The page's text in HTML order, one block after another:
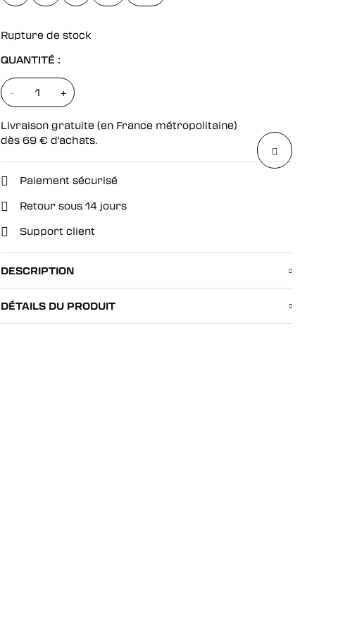
Rupture de stock
QUANTITÉ :
- +
Livraison gratuite (en France métropolitaine)
dès 69 € d'achats.
Paiement sécurisé
Retour sous 14 jours
Support client
DESCRIPTION
DÉTAILS DU PRODUIT